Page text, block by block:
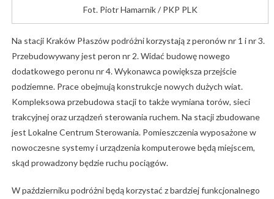
Fot. Piotr Hamarnik / PKP PLK
Na stacji Kraków Płaszów podróżni korzystają z peronów nr 1 i nr 3.
Przebudowywany jest peron nr 2. Widać budowę nowego
dodatkowego peronu nr 4. Wykonawca powiększa przejście
podziemne. Prace obejmują konstrukcje nowych dużych wiat.
Kompleksowa przebudowa stacji to także wymiana torów, sieci
trakcyjnej oraz urządzeń sterowania ruchem. Na stacji zbudowane
jest Lokalne Centrum Sterowania. Pomieszczenia wyposażone w
nowoczesne systemy i urządzenia komputerowe będą miejscem,
skąd prowadzony będzie ruchu pociągów.
W październiku podróżni będą korzystać z bardziej funkcjonalnego